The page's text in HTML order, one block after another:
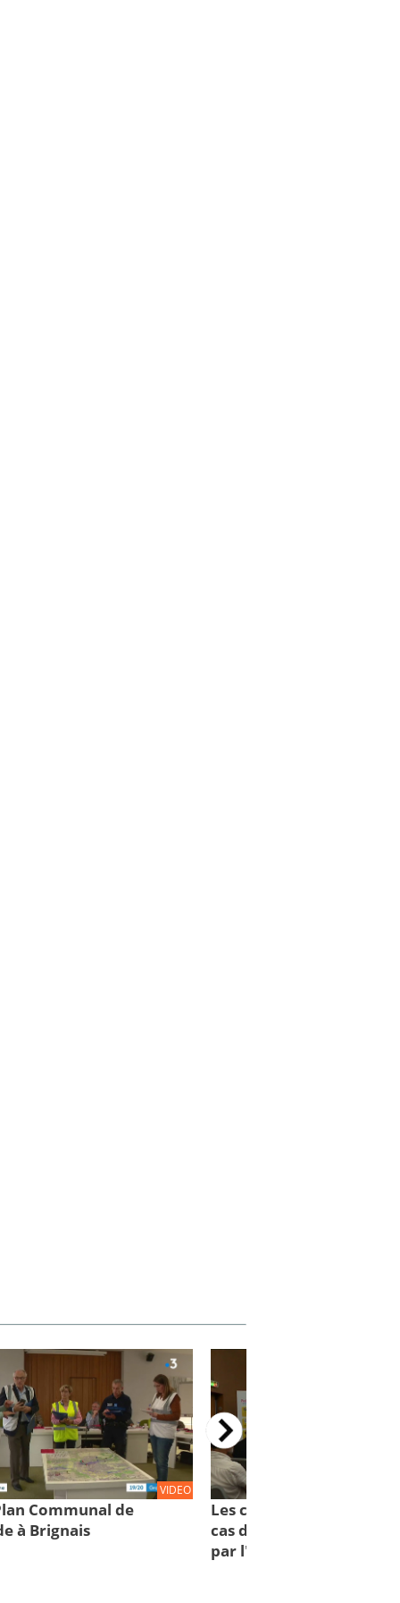
VIDEO
Communal de
à Brignais
Les comportements à
cas d'inondations : des
par l'IRMa et la mission